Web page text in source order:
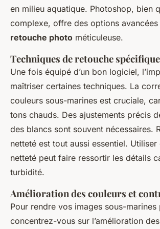
en milieu aquatique. Photoshop, bien
complexe, offre des options
retouche photo méticuleuse.
Techniques de retouche
Une fois équipé d’un bon logiciel,
maîtriser certaines techniques. La
couleurs sous-marines est cruciale,
tons chauds. Des ajustements précis
des blancs sont souvent nécessaires.
netteté est tout aussi essentiel.
netteté peut faire ressortir les détails
turbidité.
Amélioration des couleurs et
Pour rendre vos images sous-marines
concentrez-vous sur l’amélioration